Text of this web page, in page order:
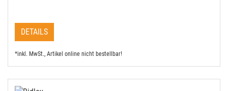
DETAILS
*inkl. MwSt., Artikel online nicht bestellbar!